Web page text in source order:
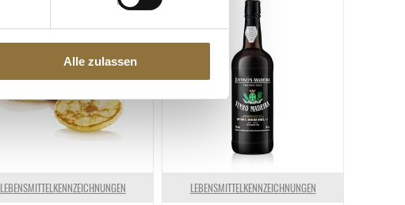
Alle zulassen
LEBENSMITTELKENNZEICHNUNGEN LEBENSMITTELKENNZEICHNUNGEN